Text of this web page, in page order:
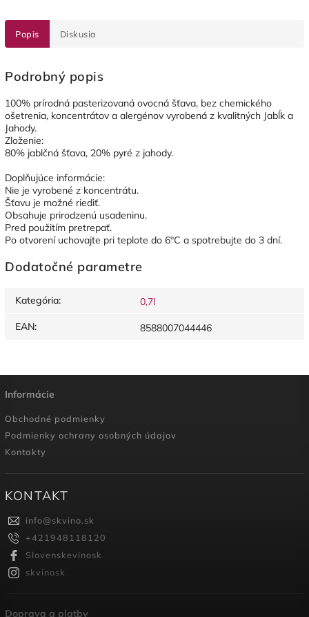
Popis Diskusia
Podrobný popis
100% prírodná pasterizovaná ovocná šťava, bez chemického
ošetrenia, koncentrátov a alergénov vyrobená z kvalitných Jabĺk a
Jahody.
Zloženie:
80% jablčná šťava, 20% pyré z jahody.
Doplňujúce informácie:
Nie je vyrobené z koncentrátu.
Šťavu je možné riediť.
Obsahuje prirodzenú usadeninu.
Pred použitím pretrepať.
Po otvorení uchovajte pri teplote do 6°C a spotrebujte do 3 dní.
Dodatočné parametre
Kategória:
0,7l
EAN: 8588007044446
Informácie
Obchodné podmienky
Podmienky ochrany osobných údajov
Kontakty
KONTAKT
info@skvino.sk
+421948118120
Slovenskevinosk
skvinosk
Doprava a platby